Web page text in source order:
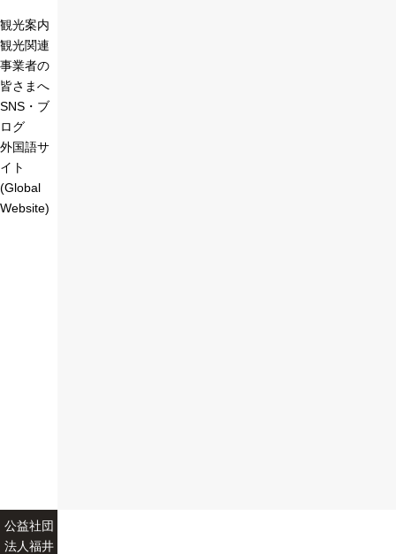
観光案内
観光関連
事業者の
皆さまへ
SNS・ブ
ログ
外国語サ
イト
(Global
Website)
公益社団
法人福井